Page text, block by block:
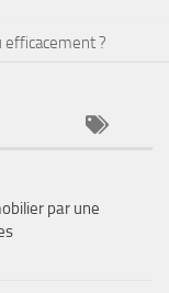
efficacement ?
par une